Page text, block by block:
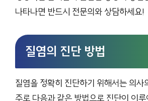
나타나면 반드시 전문의와 상담하세요!
질염의 진단 방법
질염을 정확히 진단하기 위해서는 의사
주로 다음과 같은 방법으로 진단이 이